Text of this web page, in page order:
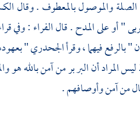
والموصول بالمعطوف . وقال
" أو على المدح . قالالفراء: وفي
بالرفع فيهما ، وقرأالجحدري"
المراد أن البر بر من آمن بالله
من آمن وأوصافهم .